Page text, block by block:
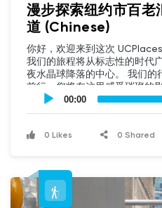
one of America's most vital
漫步探索纽约市百老
道 (Chinese)
你好，欢迎来到这次
我们的旅程将从标志性的时代
夜水晶球降落的中心。 我们的行程将沿着传奇的百老汇大街
前行，您将在这里感受璀璨的
下来，我们将绕行洛克菲勒中
第五大道，这里以奢华商店、
我们的旅程最终将在世界著名
那里您将沉浸于无与伦比的艺
第 8 大道的交汇处，就在
要的话，可以先买杯咖啡、点
吧！请跟随您的 GPS，我们即
UCPlaces
self
guided
Audio
Player
00:00
0 Likes 0 Shared